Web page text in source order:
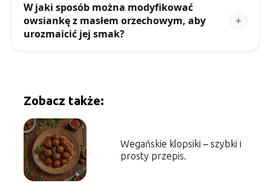
W jaki sposób można modyfikować
owsiankę z masłem orzechowym, aby
urozmaicić jej smak?
Zobacz także:
Wegańskie klopsiki – szybki i
prosty przepis.